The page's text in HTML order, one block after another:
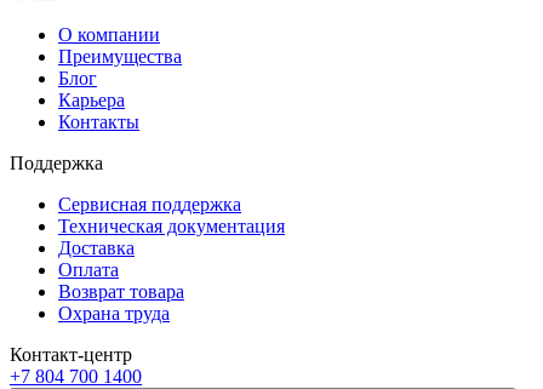
О компании
Преимущества
Блог
Карьера
Контакты
Поддержка
Сервисная поддержка
Техническая документация
Доставка
Оплата
Возврат товара
Охрана труда
Контакт-центр
+7 804 700 1400